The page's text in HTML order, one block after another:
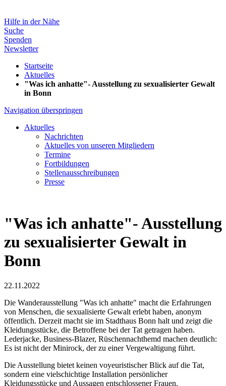
Hilfe in der Nähe
Suche
Spenden
Newsletter
Startseite
Aktuelles
"Was ich anhatte"- Ausstellung zu sexualisierter Gewalt
in Bonn
Navigation überspringen
Aktuelles
Nachrichten
Aktuelles von unseren Mitgliedern
Termine
Fortbildungen
Stellenausschreibungen
Presse
"Was ich anhatte"- Ausstellung
zu sexualisierter Gewalt in
Bonn
22.11.2022
Die Wanderausstellung "Was ich anhatte" macht die Erfahrungen
von Menschen, die sexualisierte Gewalt erlebt haben, anonym
öffentlich. Derzeit macht sie im Stadthaus Bonn halt und zeigt die
Kleidungsstücke, die Betroffene bei der Tat getragen haben.
Lederjacke, Business-Blazer, Rüschennachthemd machen deutlich:
Es ist nicht der Minirock, der zu einer Vergewaltigung führt.
Die Ausstellung bietet keinen voyeuristischer Blick auf die Tat,
sondern eine vielschichtige Installation persönlicher
Kleidungsstücke und Aussagen entschlossener Frauen.